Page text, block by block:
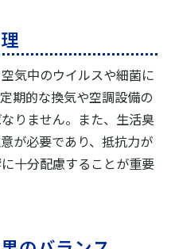
気中のウイルスや細菌に
期的な換気や空調設備の
りません。また、生活臭
が必要であり、抵抗力が
十分配慮することが重要